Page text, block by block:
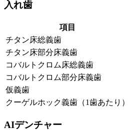
入れ歯
項目
チタン床総義歯
チタン床部分床義歯
コバルトクロム床総義歯
コバルトクロム部分床義歯
仮義歯
クーゲルホック義歯（1歯あたり）
AIデンチャー